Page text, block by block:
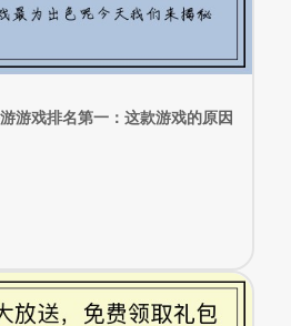
游戏排名第一：这款游戏的原因